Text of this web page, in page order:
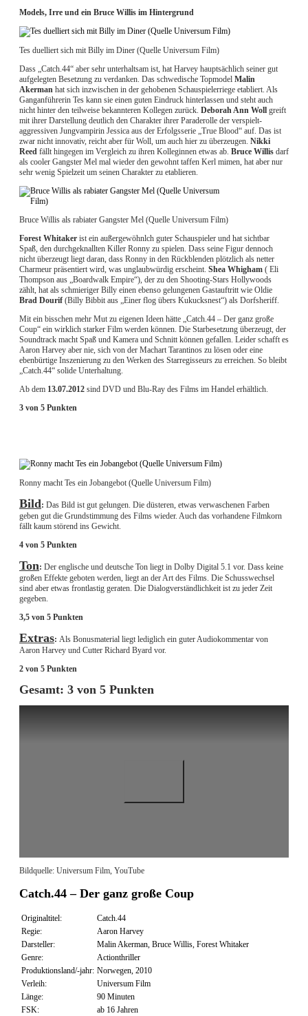
Models, Irre und ein Bruce Willis im Hintergrund
Tes duelliert sich mit Billy im Diner (Quelle Universum Film)
Dass „Catch.44“ aber sehr unterhaltsam ist, hat Harvey hauptsächlich seiner gut
aufgelegten Besetzung zu verdanken. Das schwedische Topmodel Malin
Akerman hat sich inzwischen in der gehobenen Schauspielerriege etabliert. Als
Ganganführerin Tes kann sie einen guten Eindruck hinterlassen und steht auch
nicht hinter den teilweise bekannteren Kollegen zurück. Deborah Ann Woll greift
mit ihrer Darstellung deutlich den Charakter ihrer Paraderolle der verspielt-
aggressiven Jungvampirin Jessica aus der Erfolgsserie „True Blood“ auf. Das ist
zwar nicht innovativ, reicht aber für Woll, um auch hier zu überzeugen. Nikki
Reed fällt hingegen im Vergleich zu ihren Kolleginnen etwas ab. Bruce Willis darf
als cooler Gangster Mel mal wieder den gewohnt taffen Kerl mimen, hat aber nur
sehr wenig Spielzeit um seinen Charakter zu etablieren.
Bruce Willis als rabiater Gangster Mel (Quelle Universum Film)
Forest Whitaker ist ein außergewöhnlch guter Schauspieler und hat sichtbar
Spaß, den durchgeknallten Killer Ronny zu spielen. Dass seine Figur dennoch
nicht überzeugt liegt daran, dass Ronny in den Rückblenden plötzlich als netter
Charmeur präsentiert wird, was unglaubwürdig erscheint. Shea Whigham ( Eli
Thompson aus „Boardwalk Empire“), der zu den Shooting-Stars Hollywoods
zählt, hat als schmieriger Billy einen ebenso gelungenen Gastauftritt wie Oldie
Brad Dourif (Billy Bibbit aus „Einer flog übers Kukucksnest“) als Dorfsheriff.
Mit ein bisschen mehr Mut zu eigenen Ideen hätte „Catch.44 – Der ganz große
Coup“ ein wirklich starker Film werden können. Die Starbesetzung überzeugt, der
Soundtrack macht Spaß und Kamera und Schnitt können gefallen. Leider schafft es
Aaron Harvey aber nie, sich von der Machart Tarantinos zu lösen oder eine
ebenbürtige Inszenierung zu den Werken des Starregisseurs zu erreichen. So bleibt
„Catch.44“ solide Unterhaltung.
Ab dem 13.07.2012 sind DVD und Blu-Ray des Films im Handel erhältlich.
3 von 5 Punkten
Ronny macht Tes ein Jobangebot (Quelle Universum Film)
Bild: Das Bild ist gut gelungen. Die düsteren, etwas verwaschenen Farben
geben gut die Grundstimmung des Films wieder. Auch das vorhandene Filmkorn
fällt kaum störend ins Gewicht.
4 von 5 Punkten
Ton: Der englische und deutsche Ton liegt in Dolby Digital 5.1 vor. Dass keine
großen Effekte geboten werden, liegt an der Art des Films. Die Schusswechsel
sind aber etwas frontlastig geraten. Die Dialogverständlichkeit ist zu jeder Zeit
gegeben.
3,5 von 5 Punkten
Extras: Als Bonusmaterial liegt lediglich ein guter Audiokommentar von
Aaron Harvey und Cutter Richard Byard vor.
2 von 5 Punkten
Gesamt: 3 von 5 Punkten
Bildquelle: Universum Film, YouTube
Catch.44 – Der ganz große Coup
Originaltitel:
Catch.44
Regie:
Aaron Harvey
Darsteller:
Malin Akerman, Bruce Willis, Forest Whitaker
Genre:
Actionthriller
Produktionsland/-jahr: Norwegen, 2010
Verleih:
Universum Film
Länge:
90 Minuten
FSK:
ab 16 Jahren